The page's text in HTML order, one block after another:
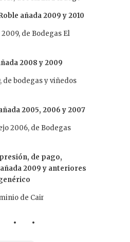
añada 2009 y 2010
de Bodegas El
2008 y 2009
de bodegas y viñedos
2005, 2006 y 2007
2006, de Bodegas
de pago,
2009 y anteriores
de Cair